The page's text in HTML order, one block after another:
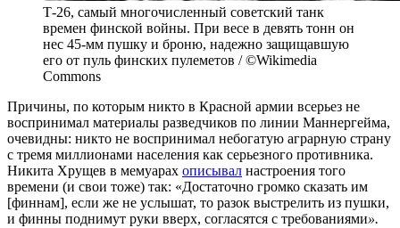
Т-26, самый многочисленный советский танк
времен финской войны. При весе в девять тонн он
нес 45-мм пушку и броню, надежно защищавшую
его от пуль финских пулеметов / ©Wikimedia
Commons
Причины, по которым никто в Красной армии всерьез не
воспринимал материалы разведчиков по линии Маннергейма,
очевидны: никто не воспринимал небогатую аграрную страну
с тремя миллионами населения как серьезного противника.
Никита Хрущев в мемуарах описывал настроения того
времени (и свои тоже) так: «Достаточно громко сказать им
[финнам], если же не услышат, то разок выстрелить из пушки,
и финны поднимут руки вверх, согласятся с требованиями».